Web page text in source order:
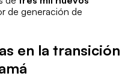
de generación de
en la transición